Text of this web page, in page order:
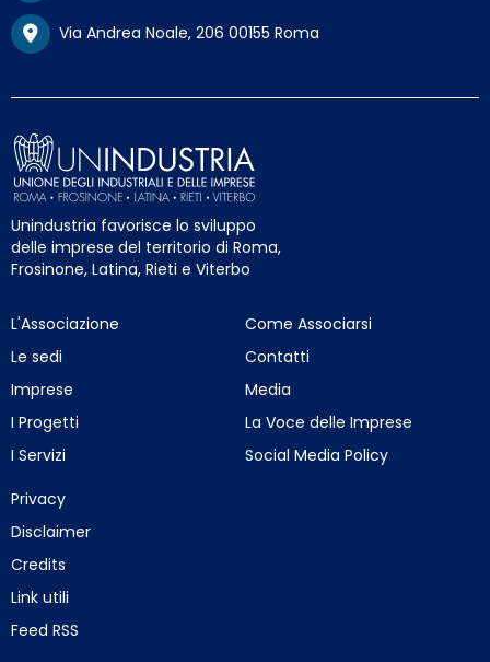
Via Andrea Noale, 206 00155 Roma
Unindustria favorisce lo sviluppo
delle imprese del territorio di Roma,
Frosinone, Latina, Rieti e Viterbo
L'Associazione
Le sedi
Imprese
I Progetti
I Servizi
Come Associarsi
Contatti
Media
La Voce delle Imprese
Social Media Policy
Privacy
Disclaimer
Credits
Link utili
Feed RSS